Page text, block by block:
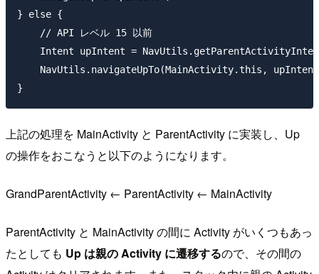
} else {
    // API レベル 15 以前
Intent upIntent =
NavUtils.navigateUpTo(MainActivity.this,
上記の処理を MainActivity と ParentActivity に実装し、Up
の操作をおこなうと以下のようになります。
GrandParentActivity ← ParentActivity ← MainActivity
ParentActivity と MainActivity の間に Activity がいくつもあっ
たとしても Up は親の Activity に遷移するので、その間の